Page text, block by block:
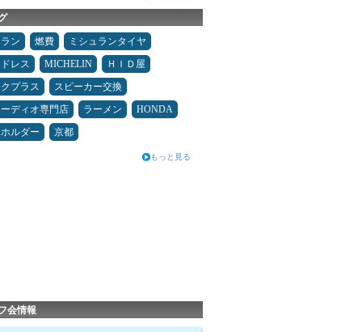
ン 燃費
ミシュランタイヤ
レス
MICHELIN
ＨＩＤ屋
プラス
スピーカー交換
ディオ専門店
ラーメン
HONDA
ルダー
京都
もっと見る
会情報